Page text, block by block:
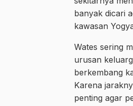
banyak dicari
kawasan
Wates sering
urusan
berkembang
Karena
penting agar